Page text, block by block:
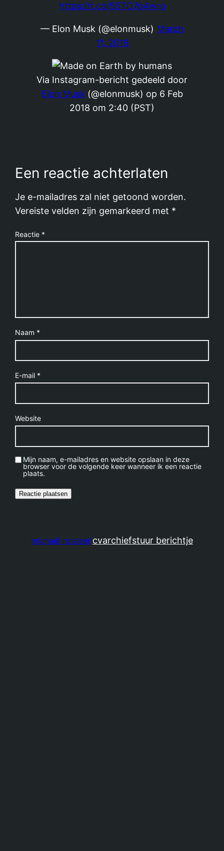
https://t.co/5STO7q4wro
— Elon Musk (@elonmusk) March
11, 2018
Via Instagram-bericht gedeeld door
Elon Musk(@elonmusk) op 6 Feb
2018 om 2:40 (PST)
Een reactie achterlaten
Je e-mailadres zal niet getoond worden.
Vereiste velden zijn gemarkeerd met *
Reactie *
Naam *
E-mail *
Website
Mijn naam, e-mailadres en website opslaan in deze
browser voor de volgende keer wanneer ik een reactie
plaats.
michaël rosseel cvarchiefstuur berichtje